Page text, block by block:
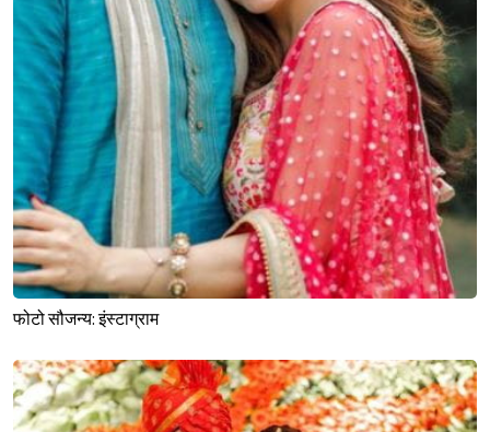
फोटो सौजन्य: इंस्टाग्राम